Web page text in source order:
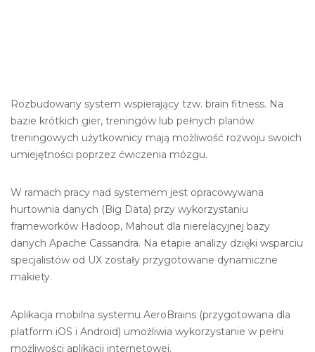
Rozbudowany system wspierający tzw. brain fitness. Na
bazie krótkich gier, treningów lub pełnych planów
treningowych użytkownicy mają możliwość rozwoju swoich
umiejętności poprzez ćwiczenia mózgu.
W ramach pracy nad systemem jest opracowywana
hurtownia danych (Big Data) przy wykorzystaniu
frameworków Hadoop, Mahout dla nierelacyjnej bazy
danych Apache Cassandra. Na etapie analizy dzięki wsparciu
specjalistów od UX zostały przygotowane dynamiczne
makiety.
Aplikacja mobilna systemu AeroBrains (przygotowana dla
platform iOS i Android) umożliwia wykorzystanie w pełni
możliwości aplikacji internetowej.